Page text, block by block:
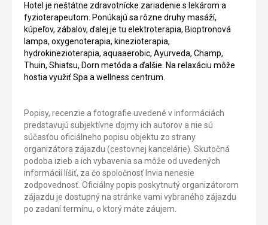
Hotel je neštátne zdravotnícke zariadenie s lekárom a
fyzioterapeutom. Ponúkajú sa rôzne druhy masáží,
kúpeľov, zábalov, ďalej je tu elektroterapia, Bioptronová
lampa, oxygenoterapia, kinezioterapia,
hydrokinezioterapia, aquaaerobic, Ayurveda, Champ,
Thuin, Shiatsu, Dorn metóda a ďalšie. Na relaxáciu môže
hostia využiť Spa a wellness centrum.
Popisy, recenzie a fotografie uvedené v informáciách
predstavujú subjektívne dojmy ich autorov a nie sú
súčasťou oficiálneho popisu objektu zo strany
organizátora zájazdu (cestovnej kancelárie). Skutočná
podoba izieb a ich vybavenia sa môže od uvedených
informácií líšiť, za čo spoločnosť Invia nenesie
zodpovednosť. Oficiálny popis poskytnutý organizátorom
zájazdu je dostupný na stránke vami vybraného zájazdu
po zadaní termínu, o ktorý máte záujem.